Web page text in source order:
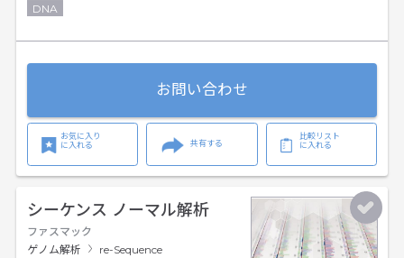
DNA
お問い合わせ
お気に入り
に入れる
共有する
比較リスト
に入れる
シーケンス ノーマル解析
ファスマック
ゲノム解析
re-Sequence